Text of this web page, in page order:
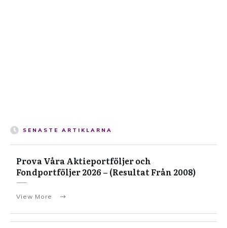
SENASTE ARTIKLARNA
Prova Våra Aktieportföljer och
Fondportföljer 2026 – (Resultat Från 2008)
View More